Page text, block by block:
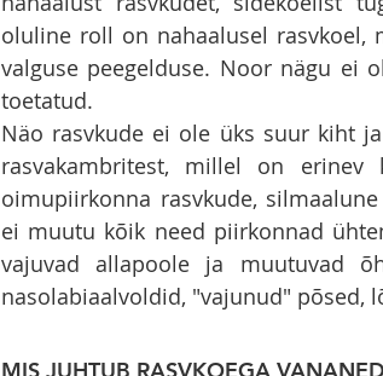
oluline roll on nahaalusel rasvkoel,
valguse peegelduse. Noor nägu ei
toetatud.
Näo rasvkude ei ole üks suur kiht
rasvakambritest, millel on erinev
oimupiirkonna rasvkude,
ei muutu kõik need piirkonnad
vajuvad allapoole ja muutuvad
nasolabiaalvoldid, "vajunud" põsed,